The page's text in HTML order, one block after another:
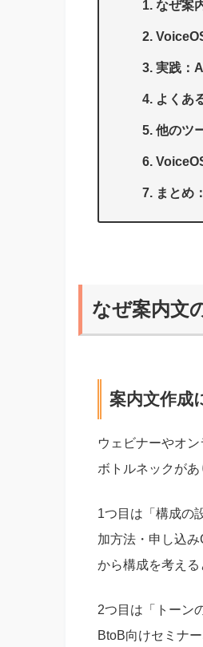
なぜ案
実践：
よくあ
他のツ
まとめ
なぜ案内文
案内文作成
ウェビナーやオ
ボトルネックがあ
1つ目は「構成の
加方法・申し込
から構成を考える
2つ目は「トーン
BtoB向けセミナ